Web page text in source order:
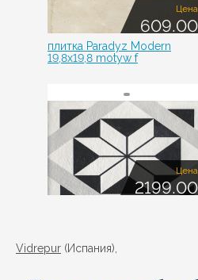
Цена
609.00
плитка Paradyz Modern
19,8x19,8 motyw f
Цена
2199.00
Vidrepur (Испания),